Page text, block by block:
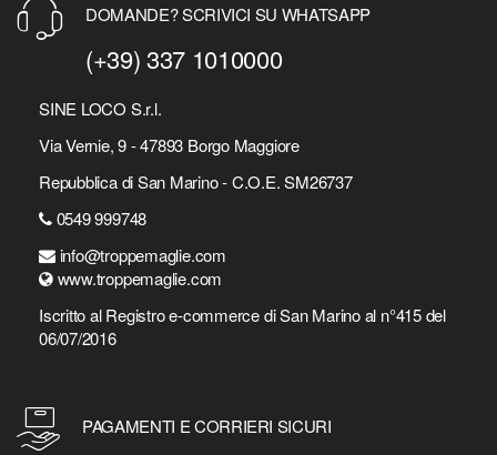
DOMANDE? SCRIVICI SU WHATSAPP
(+39) 337 1010000
SINE LOCO S.r.l.
Via Vernie, 9 - 47893 Borgo Maggiore
Repubblica di San Marino - C.O.E. SM26737
0549 999748
info@troppemaglie.com
www.troppemaglie.com
Iscritto al Registro e-commerce di San Marino al n°415 del
06/07/2016
PAGAMENTI E CORRIERI SICURI